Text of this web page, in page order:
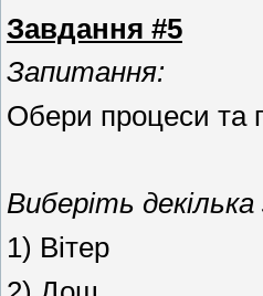
Завдання #5
Запитання:
Обери процеси та
Виберіть декілька
1) Вітер